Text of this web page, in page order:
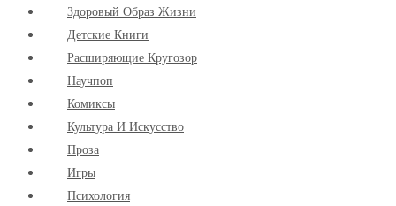
Здоровый Образ Жизни
Детские Книги
Расширяющие Кругозор
Научпоп
Комиксы
Культура И Искусство
Проза
Игры
Психология